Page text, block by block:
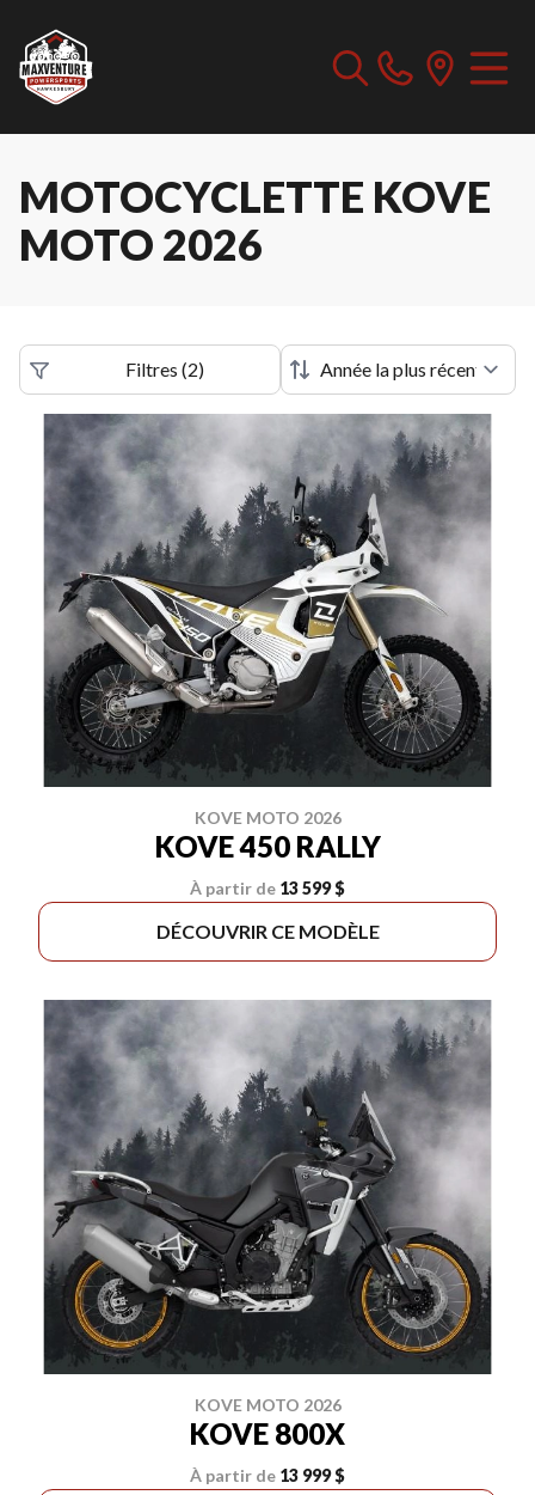
MOTOCYCLETTE KOVE
MOTO 2026
Filtres (2)
KOVE MOTO 2026
KOVE 450 RALLY
À partir de 13 599 $
DÉCOUVRIR CE MODÈLE
KOVE MOTO 2026
KOVE 800X
À partir de 13 999 $